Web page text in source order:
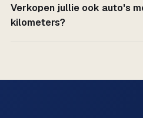
Verkopen jullie ook auto's
kilometers?